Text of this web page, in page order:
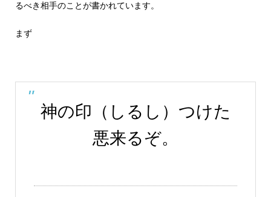
るべき相手のことが書かれています。
まず
神の印（しるし）つけた
悪来るぞ。